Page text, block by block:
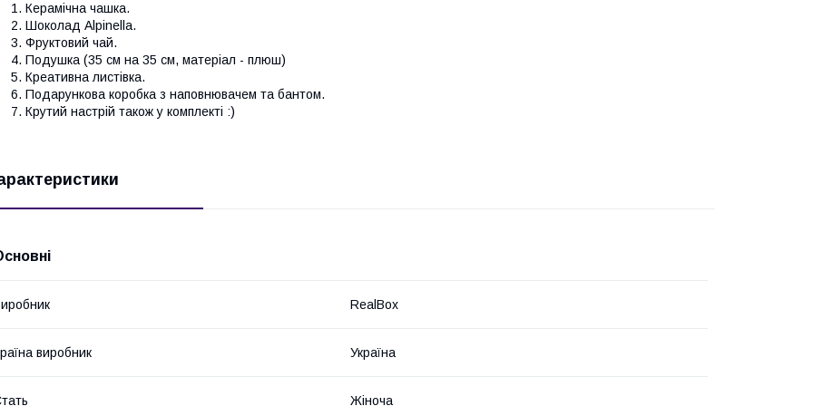
Керамічна чашка.
Шоколад Alpinella.
Фруктовий чай.
Подушка (35 см на 35 см, матеріал - плюш)
Креативна листівка.
Подарункова коробка з наповнювачем та бантом.
Крутий настрій також у комплекті :)
RealBox
виробник Україна
Жіноча